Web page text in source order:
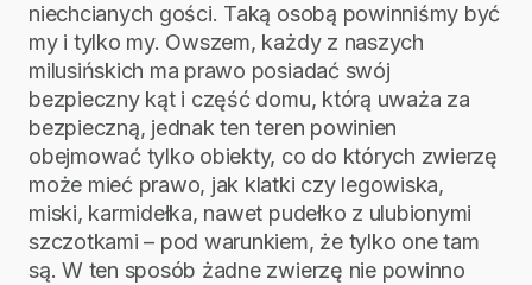
niechcianych gości. Taką osobą powinniśmy być
my i tylko my. Owszem, każdy z naszych
milusińskich ma prawo posiadać swój
bezpieczny kąt i część domu, którą uważa za
bezpieczną, jednak ten teren powinien
obejmować tylko obiekty, co do których zwierzę
może mieć prawo, jak klatki czy legowiska,
miski, karmidełka, nawet pudełko z ulubionymi
szczotkami – pod warunkiem, że tylko one tam
są. W ten sposób żadne zwierzę nie powinno